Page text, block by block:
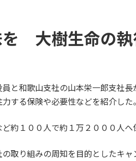
を 大樹生命の執
と和歌山支社の山本栄一郎支社
する保険や必要性などを紹介した。
約１００人で約１万２０００人へ
取り組みの周知を目的としたキャ